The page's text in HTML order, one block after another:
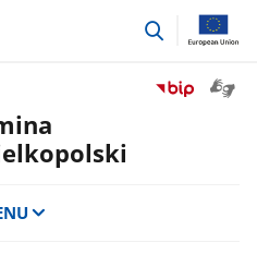
przejdź
Przejdź